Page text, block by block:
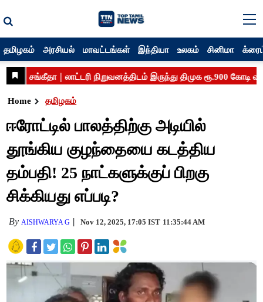
தமிழகம் அரசியல் மாவட்டங்கள் இந்தியா உலகம் சினிமா
Home தமிழகம்
ஈரோட்டில் பாலத்திற்கு அடியில்
தூங்கிய குழந்தையை கடத்திய
தம்பதி! 25 நாட்களுக்குப் பிறகு
சிக்கியது எப்படி?
By AISHWARYA G Nov 12, 2025, 17:05 IST 11:35:44 AM